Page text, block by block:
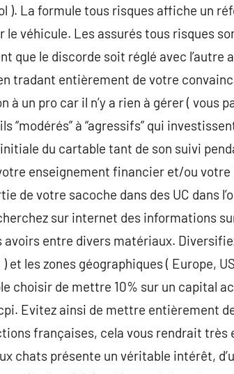
). La formule tous risques affiche un
le véhicule. Les assurés tous risques
que le discorde soit réglé avec l’autre
tradant entièrement de votre
à un pro car il n’y a rien à gérer ( vous
“modérés” à “agressifs” qui
initiale du cartable tant de son suivi
enseignement financier et/ou
de votre sacoche dans des UC dans
sur internet des informations
entre divers matériaux.
et les zones géographiques ( Europe,
choisir de mettre 10% sur un capital
Evitez ainsi de mettre entièrement
françaises, cela vous rendrait très
chats présente un véritable intérêt,